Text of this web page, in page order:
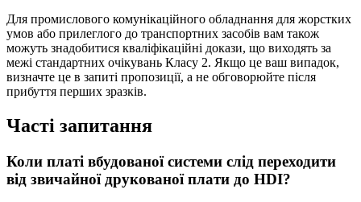
Для промислового комунікаційного обладнання для жорстких
умов або прилеглого до транспортних засобів вам також
можуть знадобитися кваліфікаційні докази, що виходять за
межі стандартних очікувань Класу 2. Якщо це ваш випадок,
визначте це в запиті пропозиції, а не обговорюйте після
прибуття перших зразків.
Часті запитання
Коли платі вбудованої системи слід переходити
від звичайної друкованої плати до HDI?